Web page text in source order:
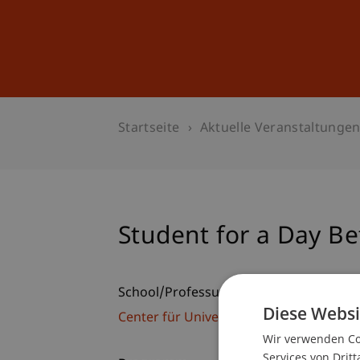
Startseite Aktuelle Veranstaltungen
Student for a Day
School/Professur:
Center für Universitätsentwicklung
Diese
Wir verwenden
Services von